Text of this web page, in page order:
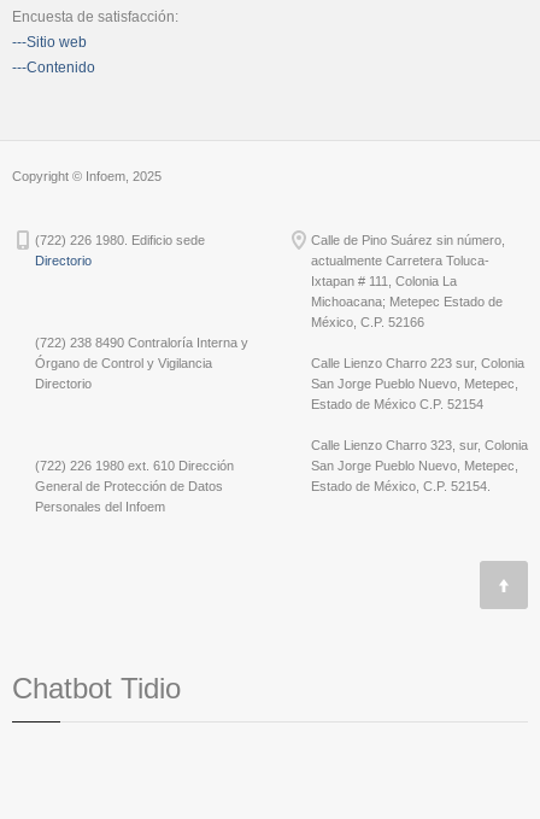
Encuesta de satisfacción:
---Sitio web
---Contenido
Copyright © Infoem, 2025
(722) 226 1980. Edificio sede
Directorio
(722) 238 8490 Contraloría Interna y
Órgano de Control y Vigilancia
Directorio
(722) 226 1980 ext. 610 Dirección
General de Protección de Datos
Personales del Infoem
Calle de Pino Suárez sin número,
actualmente Carretera Toluca-
Ixtapan # 111, Colonia La
Michoacana; Metepec Estado de
México, C.P. 52166
Calle Lienzo Charro 223 sur, Colonia
San Jorge Pueblo Nuevo, Metepec,
Estado de México C.P. 52154
Calle Lienzo Charro 323, sur, Colonia
San Jorge Pueblo Nuevo, Metepec,
Estado de México, C.P. 52154.
Chatbot Tidio